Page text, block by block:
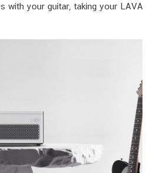
with your guitar, taking your LAVA